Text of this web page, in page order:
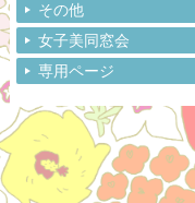
その他
女子美同窓会
専用ページ